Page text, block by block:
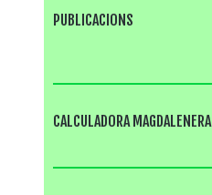
PUBLICACIONS
CALCULADORA MAGDALENERA